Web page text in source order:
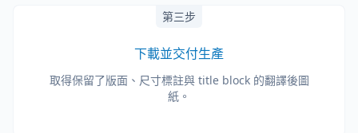
第三步
下載並交付生產
取得保留了版面、尺寸標註與 title block 的翻譯後圖
紙。